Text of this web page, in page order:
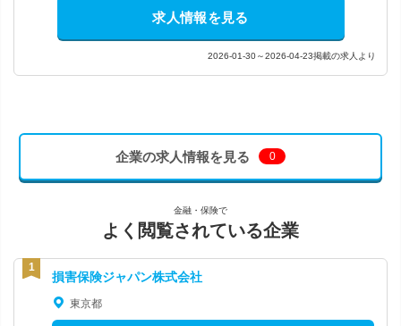
求人情報を見る
2026-01-30～2026-04-23掲載の求人より
企業の求人情報を見る 0
金融・保険で
よく閲覧されている企業
損害保険ジャパン株式会社
東京都